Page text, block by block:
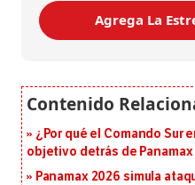
Agrega La
¿Por qué el Comando Sur
objetivo detrás de Panamax
Panamax 2026 simula